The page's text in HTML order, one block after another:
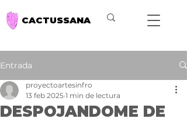
CACTUSSANA
Entrada
DESPOJANDOME DE
proyectoartesinfro
13 feb 2025 1 min de lectura